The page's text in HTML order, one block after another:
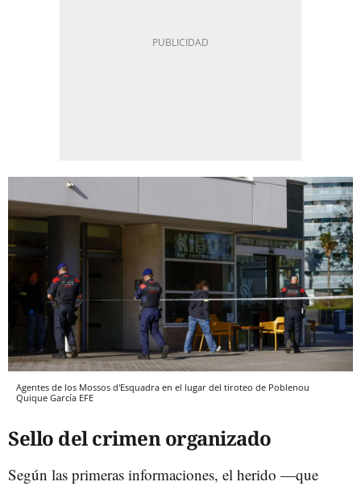
Agentes de los Mossos d'Esquadra en el lugar del tiroteo de Poblenou
Quique García EFE
Sello del crimen organizado
Según las primeras informaciones, el herido —que